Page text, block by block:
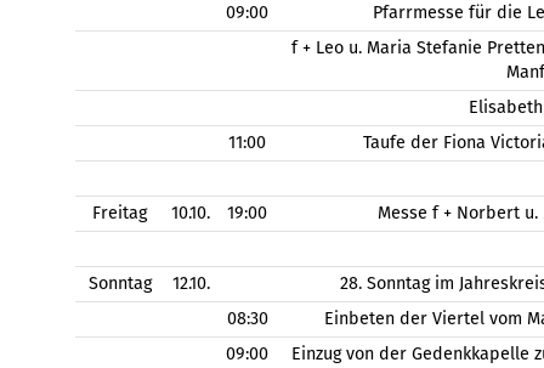
09:00
Pfarrmesse für die
f + Leo u. Maria Stefanie
11:00
Taufe der Fiona
Freitag 10.10. 19:00 Messe f + Norbert
Sonntag 12.10.
28. Sonntag im
08:30
Einbeten der Viertel vom
09:00
Einzug von der